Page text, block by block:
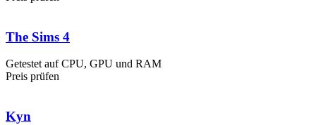
The Sims 4
Getestet auf CPU, GPU und RAM
Preis prüfen
Kyn